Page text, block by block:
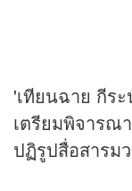
'เทียนฉาย กีร
เตรียมพิจารณ
ปฏิรูปสื่อสารม